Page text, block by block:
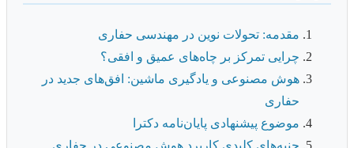
مقدمه: تحولات نوین در مهندسی حفاری
چرایی تمرکز بر چاه‌های عمیق و افقی؟
هوش مصنوعی و یادگیری ماشین: افق‌های جدید در
حفاری
موضوع پیشنهادی پایان‌نامه دکترا